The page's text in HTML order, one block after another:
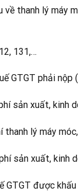
về thanh lý máy
131,…
GTGT phải nộp
sản xuất, kinh
thanh lý máy
sản xuất, kinh
GTGT được